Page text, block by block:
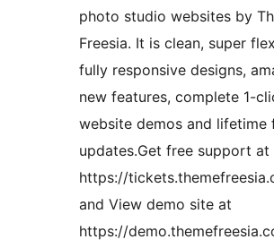
photo studio websites by
Freesia. It is clean, super
fully responsive designs,
new features, complete 1-
website demos and lifetime
updates.Get free support at
https://
and View demo site at
https://